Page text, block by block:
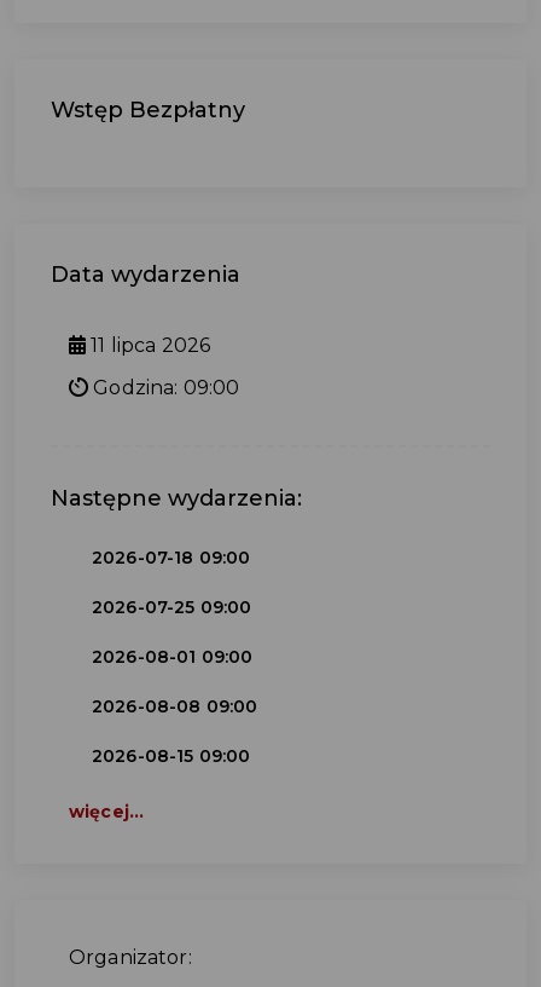
Wstęp Bezpłatny
Data wydarzenia
11 lipca 2026
Godzina: 09:00
Następne wydarzenia:
2026-07-18 09:00
2026-07-25 09:00
2026-08-01 09:00
2026-08-08 09:00
2026-08-15 09:00
więcej...
Organizator: